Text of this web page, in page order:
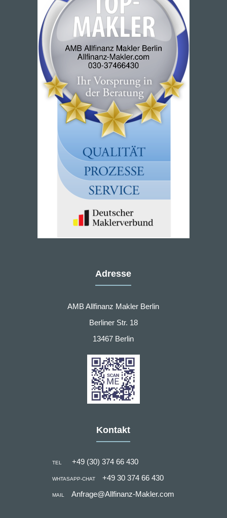
Adresse
AMB Allfinanz Makler Berlin
Berliner Str. 18
13467 Berlin
Kontakt
TEL +49 (30) 374 66 430
WHTASAPP-CHAT +49 30 374 66 430
MAIL Anfrage@Allfinanz-Makler.com